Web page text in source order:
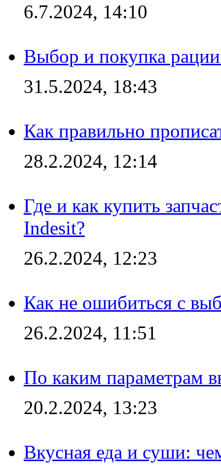
6.7.2024, 14:10
Выбор и покупка
31.5.2024, 18:43
Как правильно
28.2.2024, 12:14
Где и как купить
Indesit?
26.2.2024, 12:23
Как не ошибиться с
26.2.2024, 11:51
По каким параметрам
20.2.2024, 13:23
Вкусная еда и суши: